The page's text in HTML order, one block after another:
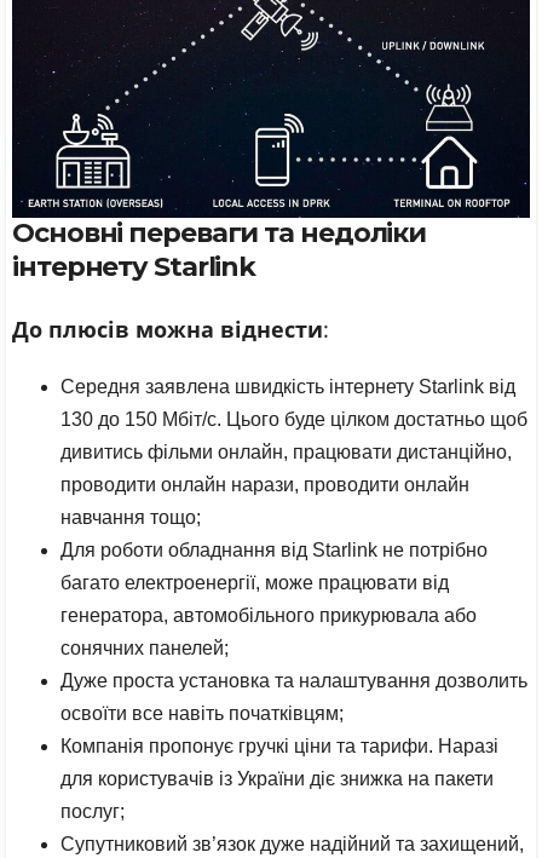
Основні переваги та недоліки
інтернету Starlink
До плюсів можна віднести:
Середня заявлена швидкість інтернету Starlink від
130 до 150 Мбіт/с. Цього буде цілком достатньо щоб
дивитись фільми онлайн, працювати дистанційно,
проводити онлайн нарази, проводити онлайн
навчання тощо;
Для роботи обладнання від Starlink не потрібно
багато електроенергії, може працювати від
генератора, автомобільного прикурювала або
сонячних панелей;
Дуже проста установка та налаштування дозволить
освоїти все навіть початківцям;
Компанія пропонує гручкі ціни та тарифи. Наразі
для користувачів із України діє знижка на пакети
послуг;
Супутниковий зв’язок дуже надійний та захищений,